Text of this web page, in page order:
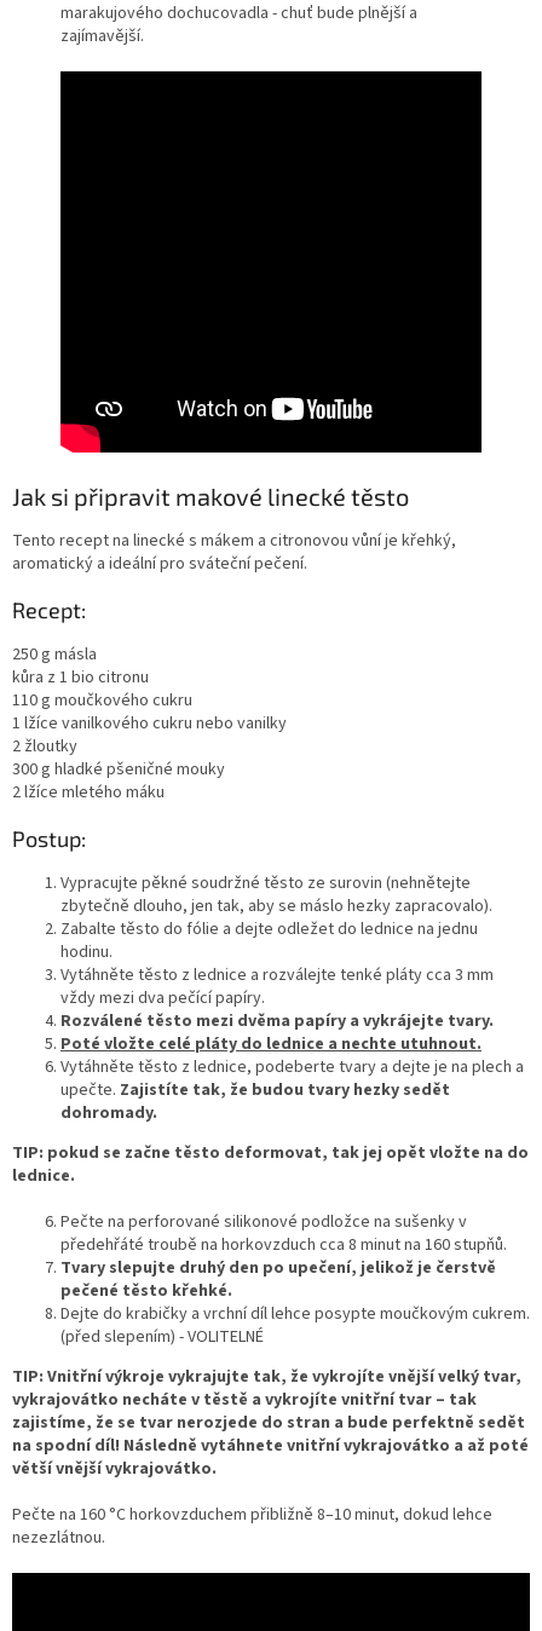
marakujového dochucovadla - chuť bude plnější a
zajímavější.
Jak si připravit makové linecké těsto
Tento recept na linecké s mákem a citronovou vůní je křehký,
aromatický a ideální pro sváteční pečení.
Recept:
250 g másla
kůra z 1 bio citronu
110 g moučkového cukru
1 lžíce vanilkového cukru nebo vanilky
2 žloutky
300 g hladké pšeničné mouky
2 lžíce mletého máku
Postup:
Vypracujte pěkné soudržné těsto ze surovin (nehnětejte
zbytečně dlouho, jen tak, aby se máslo hezky zapracovalo).
Zabalte těsto do fólie a dejte odležet do lednice na jednu
hodinu.
Vytáhněte těsto z lednice a rozválejte tenké pláty cca 3 mm
vždy mezi dva pečící papíry.
Rozválené těsto mezi dvěma papíry a vykrájejte tvary.
Poté vložte celé pláty do lednice a nechte utuhnout.
Vytáhněte těsto z lednice, podeberte tvary a dejte je na plech a
upečte. Zajistíte tak, že budou tvary hezky sedět
dohromady.
TIP: pokud se začne těsto deformovat, tak jej opět vložte na do
lednice.
Pečte na perforované silikonové podložce na sušenky v
předehřáté troubě na horkovzduch cca 8 minut na 160 stupňů.
Tvary slepujte druhý den po upečení, jelikož je čerstvě
pečené těsto křehké.
Dejte do krabičky a vrchní díl lehce posypte moučkovým cukrem.
(před slepením) - VOLITELNÉ
TIP: Vnitřní výkroje vykrajujte tak, že vykrojíte vnější velký tvar,
vykrajovátko necháte v těstě a vykrojíte vnitřní tvar – tak
zajistíme, že se tvar nerozjede do stran a bude perfektně sedět
na spodní díl! Následně vytáhnete vnitřní vykrajovátko a až poté
větší vnější vykrajovátko.
Pečte na 160 °C horkovzduchem přibližně 8–10 minut, dokud lehce
nezezlátnou.